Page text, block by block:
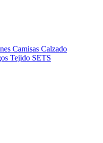
Camisas Calzado
Tejido SETS